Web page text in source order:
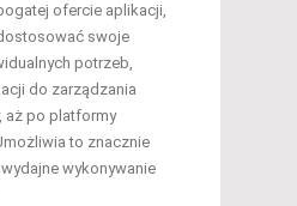
ofercie aplikacji,
swoje
potrzeb,
do zarządzania
aż po platformy
to znacznie
wykonywanie